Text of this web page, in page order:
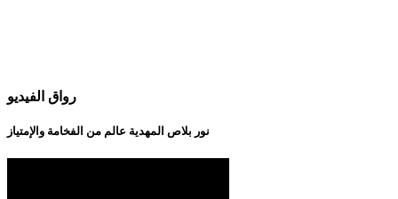
رواق الفيديو
نور بلاص المهدية عالم من الفخامة والإمتياز